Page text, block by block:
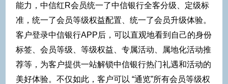
能力，中信红R会员统一了中信银行全客分级、定级标
准，统一了会员等级权益配置、统一了会员升级体验。
客户登录中信银行APP后，可以直观地看到自己的身份
标签、会员等级、等级权益、专属活动、属地化活动推
荐等，为客户提供一站解锁中信银行热门礼遇和活动的
美好体验。不仅如此，客户可以 “通览”所有会员等级权